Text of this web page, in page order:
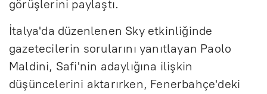
görüşlerini paylaştı.
İtalya'da düzenlenen Sky etkinliğinde
gazetecilerin sorularını yanıtlayan Paolo
Maldini, Safi'nin adaylığına ilişkin
düşüncelerini aktarırken, Fenerbahçe'deki